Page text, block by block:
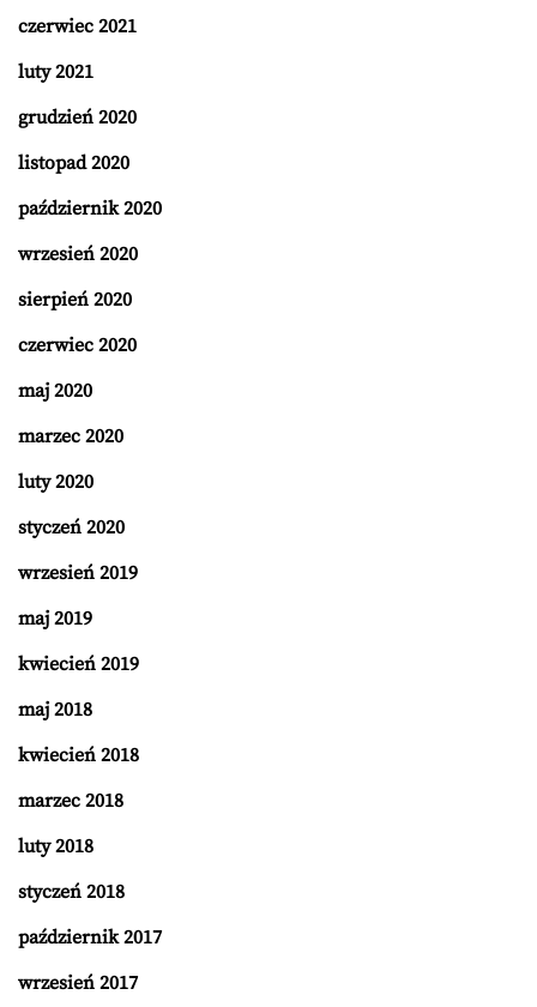
czerwiec 2021
luty 2021
grudzień 2020
listopad 2020
październik 2020
wrzesień 2020
sierpień 2020
czerwiec 2020
maj 2020
marzec 2020
luty 2020
styczeń 2020
wrzesień 2019
maj 2019
kwiecień 2019
maj 2018
kwiecień 2018
marzec 2018
luty 2018
styczeń 2018
październik 2017
wrzesień 2017